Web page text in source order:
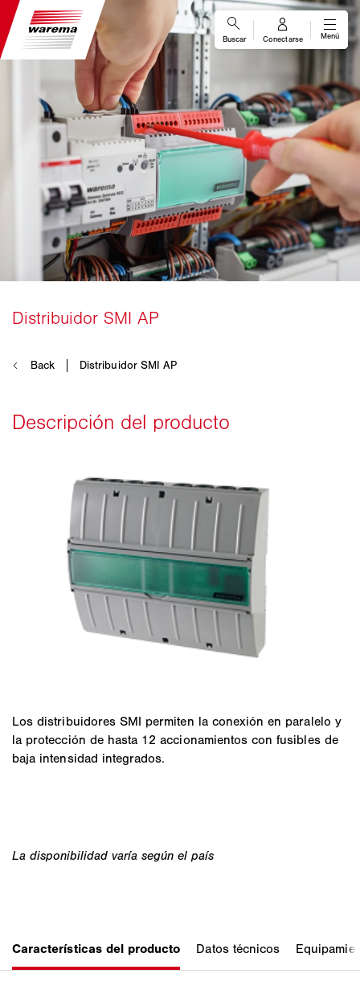
Los distribuidores SMI permiten la conexión en paralelo y
la protección de hasta 12 accionamientos con fusibles de
baja intensidad integrados.